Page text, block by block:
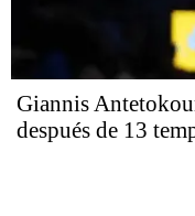
Giannis
después de 13